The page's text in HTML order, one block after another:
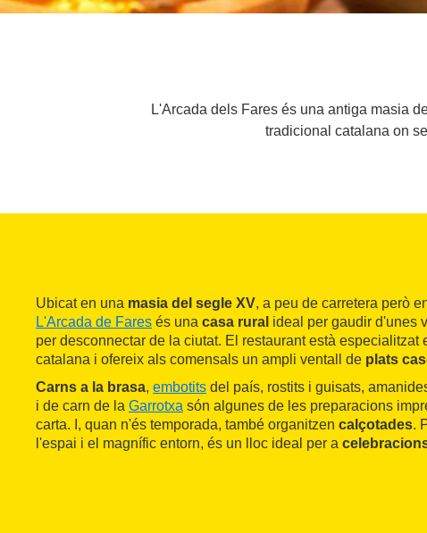
L'Arcada dels Fares és una antiga masia
tradicional catalana on
Ubicat en una masia del segle XV, a peu de carretera però
L'Arcada de Fares és una casa rural ideal per gaudir d'unes
per desconnectar de la ciutat. El restaurant està especialitzat
catalana i ofereix als comensals un ampli ventall de plats
Carns a la brasa, embotits del país, rostits i guisats,
i de carn de la Garrotxa són algunes de les preparacions
carta. I, quan n'és temporada, també organitzen calçotades.
l'espai i el magnífic entorn, és un lloc ideal per a